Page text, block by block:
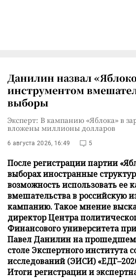
Данилин назвал
инструментом
выборы
Эксперт: В кампанию «Яблока» в
вложены миллионы долларов
6 августа 2026, 16:49 5
После регистрации партии
выборах иностранные
возможность использовать ее
вмешательства в российскую
кампанию. Такое мнение
директор Центра
Финансового университета
Павел Данилин на прошедшем
столе Экспертного института
исследований (ЭИСИ)
Итоги регистрации и